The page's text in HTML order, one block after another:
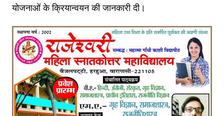
योजनाओं के क्रियान्वयन की जानकारी दी।